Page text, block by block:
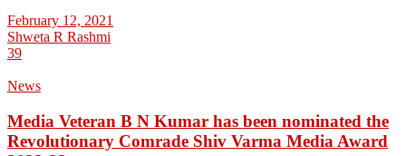
February 12, 2021
Shweta R Rashmi
39
News
Media Veteran B N Kumar has been nominated the
Revolutionary Comrade Shiv Varma Media Award